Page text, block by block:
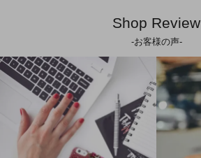
Shop Review
-お客様の声-